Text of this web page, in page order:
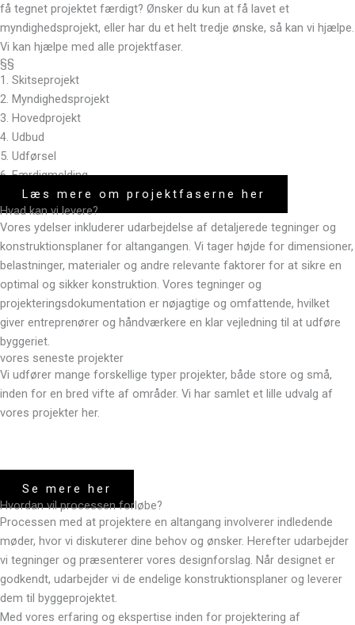
få tegnet projektet færdigt? Ønsker du kun at få lavet et
myndighedsprojekt, eller har du et helt tredje ønske, så kan vi hjælpe.
Vi kan hjælpe med alle projektfaser.
§§
1. Skitseprojekt
2. Myndighedsprojekt
3. Hovedprojekt
4. Udbud
5. Udførsel
6. Færdigmelding
Læs mere om projektfaserne her
Hvad kan vi levere?
Vores ydelser inkluderer udarbejdelse af detaljerede tegninger og
konstruktionsplaner for altangangen. Vi tager højde for dimensioner,
belastninger, materialer og andre relevante faktorer for at sikre en
optimal og sikker konstruktion. Vores tegninger og
projekteringsdokumentation er nøjagtige og omfattende, hvilket
giver entreprenører og håndværkere en klar vejledning til at udføre
byggeriet.
vores seneste projekter
Vi udfører mange forskellige typer projekter, både store og små,
inden for en bred vifte af områder. Vi har samlet et lille udvalg af
vores projekter her.
Se mere her
Hvordan vil processen forløbe?
Processen med at projektere en altangang involverer indledende
møder, hvor vi diskuterer dine behov og ønsker. Herefter udarbejder
vi tegninger og præsenterer vores designforslag. Når designet er
godkendt, udarbejder vi de endelige konstruktionsplaner og leverer
dem til byggeprojektet.
Med vores erfaring og ekspertise inden for projektering af